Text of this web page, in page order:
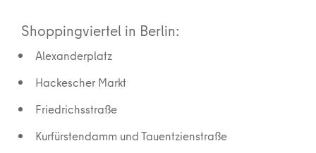
Shoppingviertel in Berlin:
Alexanderplatz
Hackescher Markt
Friedrichsstraße
Kurfürstendamm und Tauentzienstraße